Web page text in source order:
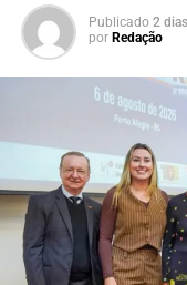
Publicado 2
por Redação